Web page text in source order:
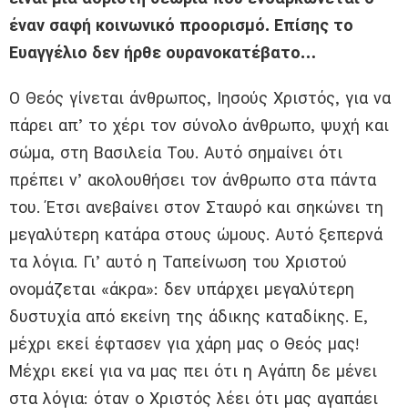
έναν σαφή κοινωνικό προορισμό. Επίσης το
Ευαγγέλιο δεν ήρθε ουρανοκατέβατο…
Ο Θεός γίνεται άνθρωπος, Ιησούς Χριστός, για να
πάρει απ’ το χέρι τον σύνολο άνθρωπο, ψυχή και
σώμα, στη Βασιλεία Του. Αυτό σημαίνει ότι
πρέπει ν’ ακολουθήσει τον άνθρωπο στα πάντα
του. Έτσι ανεβαίνει στον Σταυρό και σηκώνει τη
μεγαλύτερη κατάρα στους ώμους. Αυτό ξεπερνά
τα λόγια. Γι’ αυτό η Ταπείνωση του Χριστού
ονομάζεται «άκρα»: δεν υπάρχει μεγαλύτερη
δυστυχία από εκείνη της άδικης καταδίκης. Ε,
μέχρι εκεί έφτασεν για χάρη μας ο Θεός μας!
Μέχρι εκεί για να μας πει ότι η Αγάπη δε μένει
στα λόγια: όταν ο Χριστός λέει ότι μας αγαπάει